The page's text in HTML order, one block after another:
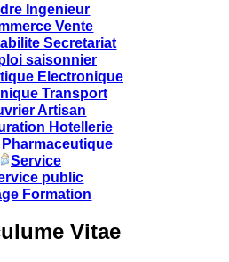
Ingenieur
Vente
Secretariat
saisonnier
Electronique
Transport
Artisan
Hotellerie
Service
public
Formation
Vitae